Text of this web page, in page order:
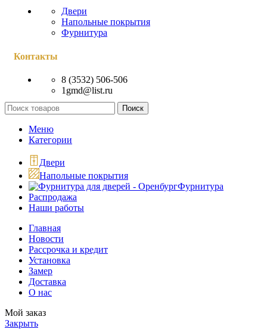
Двери
Напольные покрытия
Фурнитура
Контакты
8 (3532) 506-506
1gmd@list.ru
Поиск
Меню
Категории
Двери
Напольные покрытия
Фурнитура
Распродажа
Наши работы
Главная
Новости
Рассрочка и кредит
Установка
Замер
Доставка
О нас
Мой заказ
Закрыть